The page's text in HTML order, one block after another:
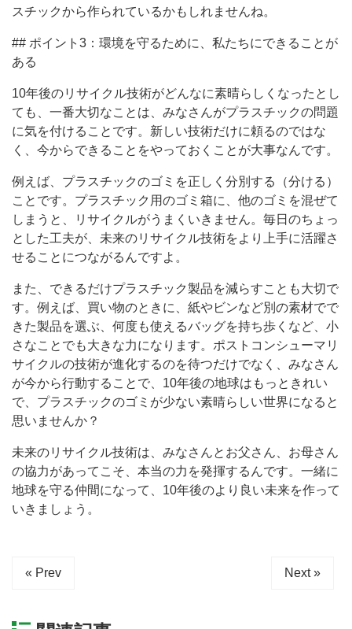
スチックから作られているかもしれませんね。
## ポイント3：環境を守るために、私たちにできることが
ある
10年後のリサイクル技術がどんなに素晴らしくなったとし
ても、一番大切なことは、みなさんがプラスチックの問題
に気を付けることです。新しい技術だけに頼るのではな
く、今からできることをやっておくことが大事なんです。
例えば、プラスチックのゴミを正しく分別する（分ける）
ことです。プラスチック用のゴミ箱に、他のゴミを混ぜて
しまうと、リサイクルがうまくいきません。毎日のちょっ
とした工夫が、未来のリサイクル技術をより上手に活躍さ
せることにつながるんですよ。
また、できるだけプラスチック製品を減らすことも大切で
す。例えば、買い物のときに、紙やビンなど別の素材でで
きた製品を選ぶ、何度も使えるバッグを持ち歩くなど、小
さなことでも大きな力になります。ポストコンシューマリ
サイクルの技術が進化するのを待つだけでなく、みなさん
が今から行動することで、10年後の地球はもっときれい
で、プラスチックのゴミが少ない素晴らしい世界になると
思いませんか？
未来のリサイクル技術は、みなさんとお父さん、お母さん
の協力があってこそ、本当の力を発揮するんです。一緒に
地球を守る仲間になって、10年後のより良い未来を作って
いきましょう。
« Prev Next »